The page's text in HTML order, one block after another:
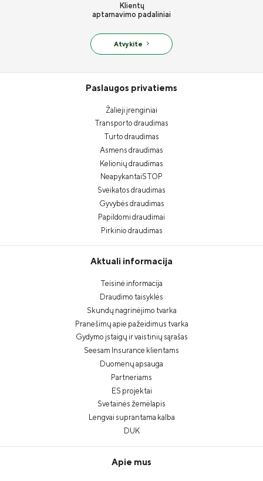
Klientų
aptarnavimo padaliniai
Atvykite
Paslaugos privatiems
Žalieji įrenginiai
Transporto draudimas
Turto draudimas
Asmens draudimas
Kelionių draudimas
NeapykantaiSTOP
Sveikatos draudimas
Gyvybės draudimas
Papildomi draudimai
Pirkinio draudimas
Aktuali informacija
Teisinė informacija
Draudimo taisyklės
Skundų nagrinėjimo tvarka
Pranešimų apie pažeidimus tvarka
Gydymo įstaigų ir vaistinių sąrašas
Seesam Insurance klientams
Duomenų apsauga
Partneriams
ES projektai
Svetainės žemėlapis
Lengvai suprantama kalba
DUK
Apie mus